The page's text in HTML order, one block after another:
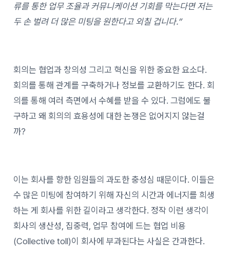
류를 통한 업무 조율과 커뮤니케이션 기회를 막는다면 저는
두 손 벌려 더 많은 미팅을 원한다고 외칠 겁니다.”
회의는 협업과 창의성 그리고 혁신을 위한 중요한 요소다.
회의를 통해 관계를 구축하거나 정보를 교환하기도 한다. 회
의를 통해 여러 측면에서 수혜를 받을 수 있다. 그럼에도 불
구하고 왜 회의의 효용성에 대한 논쟁은 없어지지 않는걸
까?
이는 회사를 향한 임원들의 과도한 충성심 때문이다. 이들은
수 많은 미팅에 참여하기 위해 자신의 시간과 에너지를 희생
하는 게 회사를 위한 길이라고 생각한다. 정작 이런 생각이
회사의 생산성, 집중력, 업무 참여에 드는 협업 비용
(Collective toll)이 회사에 부과된다는 사실은 간과한다.